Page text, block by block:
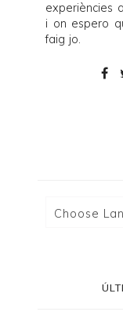
experiències
i on espero
faig jo.